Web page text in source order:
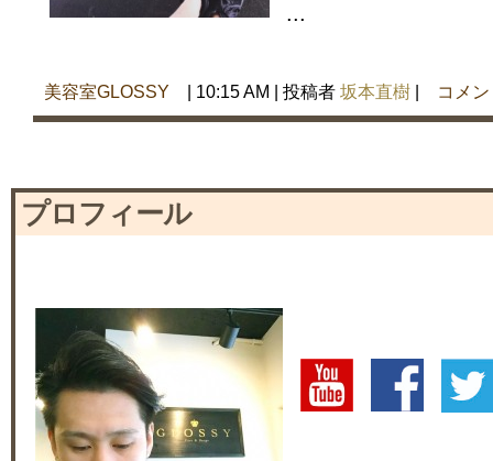
...
美容室GLOSSY | 10:15 AM | 投稿者 坂本直樹 | コメ
プロフィール